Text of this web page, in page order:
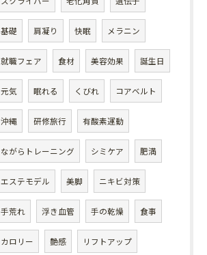
基礎 肩凝り 快眠 メラニン
就職フェア 食材 美容効果 誕生日
元気 眠れる くびれ コアベルト
沖縄 研修旅行 有酸素運動
ながらトレーニング シミケア 肥満
エステモデル 美脚 ニキビ対策
手荒れ 浮き血管 手の乾燥 食事
カロリー 艶感 リフトアップ